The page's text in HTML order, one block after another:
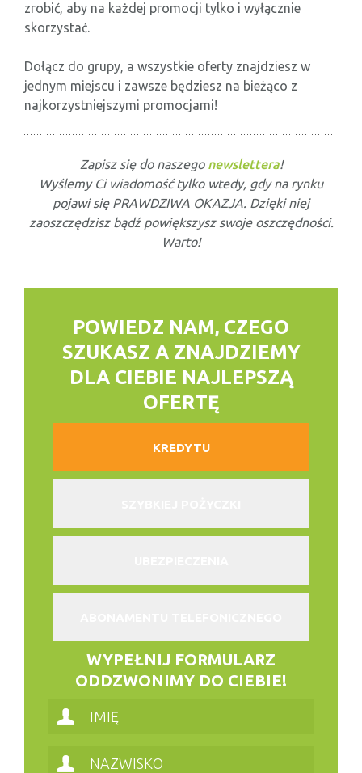
zrobić, aby na każdej promocji tylko i wyłącznie
skorzystać.
Dołącz do grupy, a wszystkie oferty znajdziesz w
jednym miejscu i zawsze będziesz na bieżąco z
najkorzystniejszymi promocjami!
Zapisz się do naszego newslettera!
Wyślemy Ci wiadomość tylko wtedy, gdy na rynku
pojawi się PRAWDZIWA OKAZJA. Dzięki niej
zaoszczędzisz bądź powiększysz swoje oszczędności.
Warto!
POWIEDZ NAM, CZEGO
SZUKASZ A ZNAJDZIEMY
DLA CIEBIE NAJLEPSZĄ
OFERTĘ
KREDYTU
WYPEŁNIJ FORMULARZ
ODDZWONIMY DO CIEBIE!